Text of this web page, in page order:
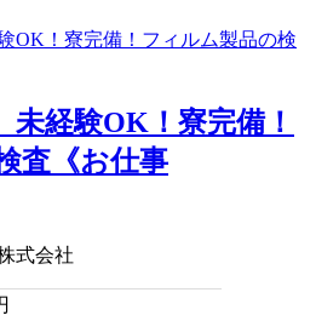
未経験OK！寮完備！
査《お仕事
式会社